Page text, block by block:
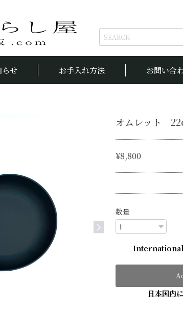
らせ お手入れ方法 お問い合
オムレット
¥8,800
数量
日本国内